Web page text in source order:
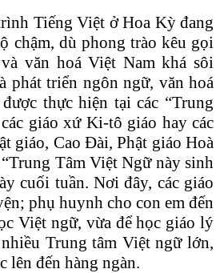
Tiếng Việt ở Hoa Kỳ đang
chậm, dù phong trào kêu gọi
văn hoá Việt Nam khá sôi
phát triển ngôn ngữ, văn hoá
thực hiện tại các “Trung
giáo xứ Ki-tô giáo hay các
giáo, Cao Đài, Phật giáo Hoà
Tâm Việt Ngữ này sinh
cuối tuần. Nơi đây, các giáo
phụ huynh cho con em đến
Việt ngữ, vừa để học giáo lý
Trung tâm Việt ngữ lớn,
lên đến hàng ngàn.